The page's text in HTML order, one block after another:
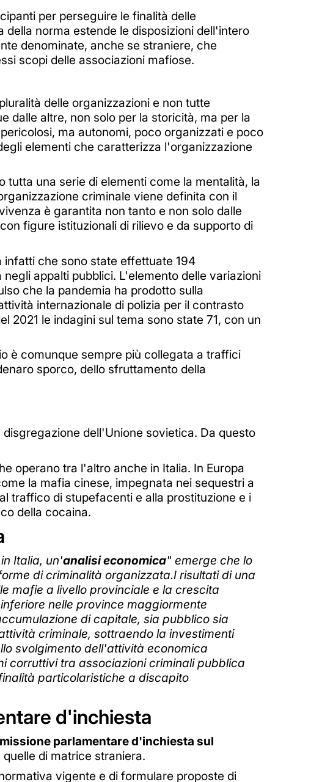
per perseguire le finalità delle
norma estende le disposizioni dell'intero
denominate, anche se straniere, che
scopi delle associazioni mafiose.
delle organizzazioni e non tutte
dalle altre, non solo per la storicità, ma per la
ma autonomi, poco organizzati e poco
elementi che caratterizza l'organizzazione
una serie di elementi come la mentalità, la
criminale viene definita con il
è garantita non tanto e non solo dalle
figure istituzionali di rilievo e da supporto di
infatti che sono state effettuate 194
appalti pubblici. L'elemento delle variazioni
che la pandemia ha prodotto sulla
internazionale di polizia per il contrasto
2021 le indagini sul tema sono state 71, con un
è comunque sempre più collegata a traffici
sporco, dello sfruttamento della
dell'Unione sovietica. Da questo
operano tra l'altro anche in Italia. In Europa
la mafia cinese, impegnata nei sequestri a
traffico di stupefacenti e alla prostituzione e i
della cocaina.
Italia, un'analisi economica" emerge che lo
di criminalità organizzata.I risultati di una
mafie a livello provinciale e la crescita
nelle province maggiormente
di capitale, sia pubblico sia
criminale, sottraendo la investimenti
svolgimento dell'attività economica
corruttivi tra associazioni criminali pubblica
particolaristiche a discapito
d'inchiesta
parlamentare d'inchiesta sul
di matrice straniera.
vigente e di formulare proposte di